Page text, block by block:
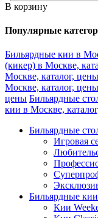
В корзину
Популярные
Бильярдные кии в
(кикер) в Москве,
Москве, каталог, цены
Москве, каталог, цены
цены Бильярдные
кии в Москве,
Бильярдные
Игровая
Бильярдные кии
Кии